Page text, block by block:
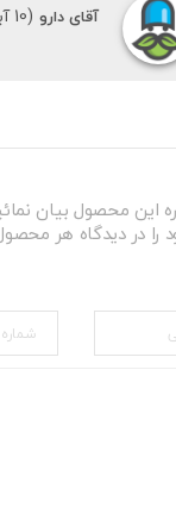
آقای دارو (10 آبان 1404 در 10:08)
این محصول بیان
را در دیدگاه هر